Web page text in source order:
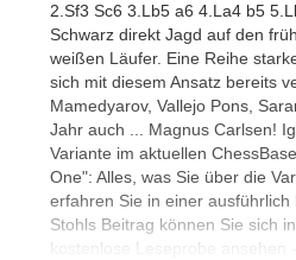
2.Sf3 Sc6 3.Lb5 a6 4.La4 b5
Schwarz direkt Jagd auf den
weißen Läufer. Eine Reihe
sich mit diesem Ansatz bereits
Mamedyarov, Vallejo Pons,
Jahr auch ... Magnus Carlsen!
Variante im aktuellen
One": Alles, was Sie über die
erfahren Sie in einer
Stohls Beitrag können Sie sich
kostenlose Leseprobe ansehen